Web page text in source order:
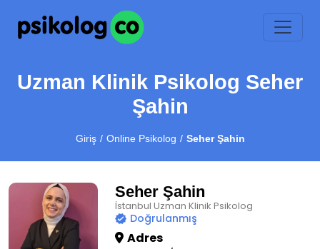
Uzman Klinik Psikolog Seher
Şahin
Giriş Online Psikolog Seher Şahin
Seher Şahin
İstanbul Uzman Klinik Psikolog
Doğrulanmış
Adres